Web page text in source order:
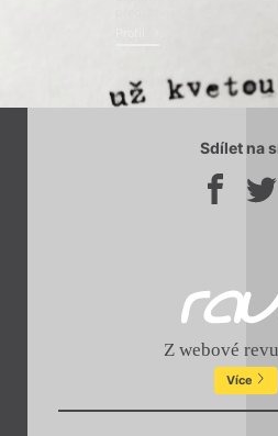
Sdílet na
Z webové
Více